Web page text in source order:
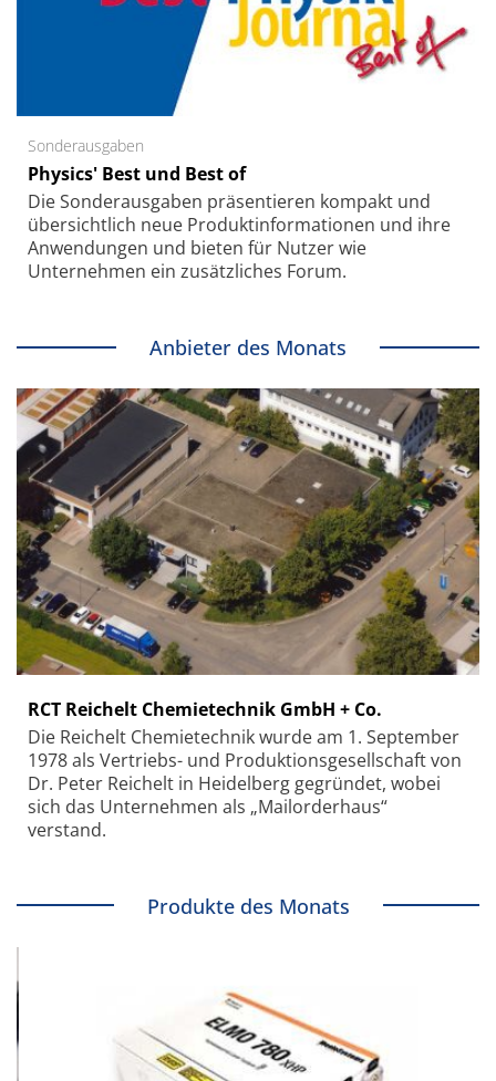
Sonderausgaben
Physics' Best und Best of
Die Sonder­ausgaben präsentieren kompakt und
übersichtlich neue Produkt­informationen und ihre
Anwendungen und bieten für Nutzer wie
Unternehmen ein zusätzliches Forum.
Anbieter des Monats
RCT Reichelt Chemietechnik GmbH + Co.
Die Reichelt Chemietechnik wurde am 1. September
1978 als Vertriebs- und Produktionsgesellschaft von
Dr. Peter Reichelt in Heidelberg gegründet, wobei
sich das Unternehmen als „Mailorderhaus“
verstand.
Produkte des Monats